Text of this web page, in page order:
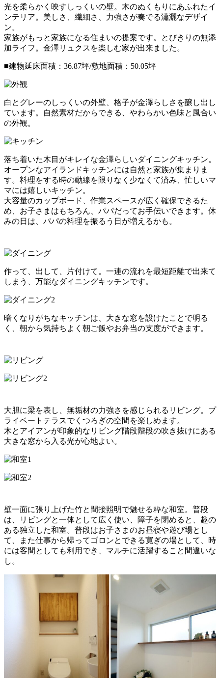
光を柔らかく映すしっくいの壁。木のぬくもりにあふれたイ
ンテリア。美しさ、繊細さ、力強さが奏でる瀟灑なデザイ
ン。
家族がもっと家族になる住まいの提案です。とびきりの無添
加ライフ。金澤リュクスを楽しむ家が出来ました。
■建物延床⾯積：36.87坪/敷地⾯積：50.05坪
白とグレーのしっくいの外壁、格子が金澤らしさを醸し出し
ています。自然素材だからできる、やわらかい色味と風合い
の外観。
落ち着いた木目がキレイな金澤らしいダイニングキッチン。
オープンなアイランドキッチンには自然と家族が集まりま
す。料理をする時の動線を限りなく少なくて済み、忙しいマ
マには嬉しいキッチン。
大容量のカップボード、作業スペースが広く確保できるた
め、お子さまはもちろん、パパだってお手伝いできます。休
みの日は、パパの料理を振るう日が増えるかも。
作って、出して、片付けて。一連の流れを最短距離で出来て
しまう、万能なダイニングキッチンです。
暗くなりがちなキッチンは、大きな窓を設けたことで明る
く、朝から気持ちよく朝ご飯やお弁当の支度ができます。
大胆に梁を表し、無垢材の力強さを感じられるリビング。プ
ライベートテラスでくつろぎの空間を楽しめます。
木とアイアンが印象的なリビング階段階段の吹き抜けにある
大きな窓から入る光が心地よい。
壁一面に張り上げた竹と間接照明で魅せる粋な和室。普段
は、リビングと一体として広く使い、障子を閉めると、趣の
ある独立した和室。普段はお子さまのお昼寝や遊び場とし
て、また仕事から帰ってゴロンとできる寛ぎの場として、時
には客間としても利用でき、マルチに活躍すること間違いな
し。